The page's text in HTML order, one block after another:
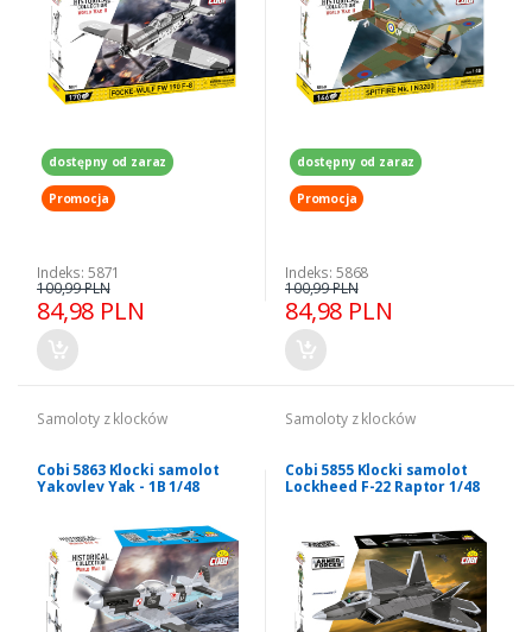
dostępny od zaraz
Promocja
Indeks: 5871
84,98 PLN
100,99 PLN
dostępny od zaraz
Promocja
Indeks: 5868
84,98 PLN
100,99 PLN
Samoloty z klocków
Cobi 5863 Klocki samolot
Yakovlev Yak - 1B 1/48
Samoloty z klocków
Cobi 5855 Klocki samolot
Lockheed F-22 Raptor 1/48